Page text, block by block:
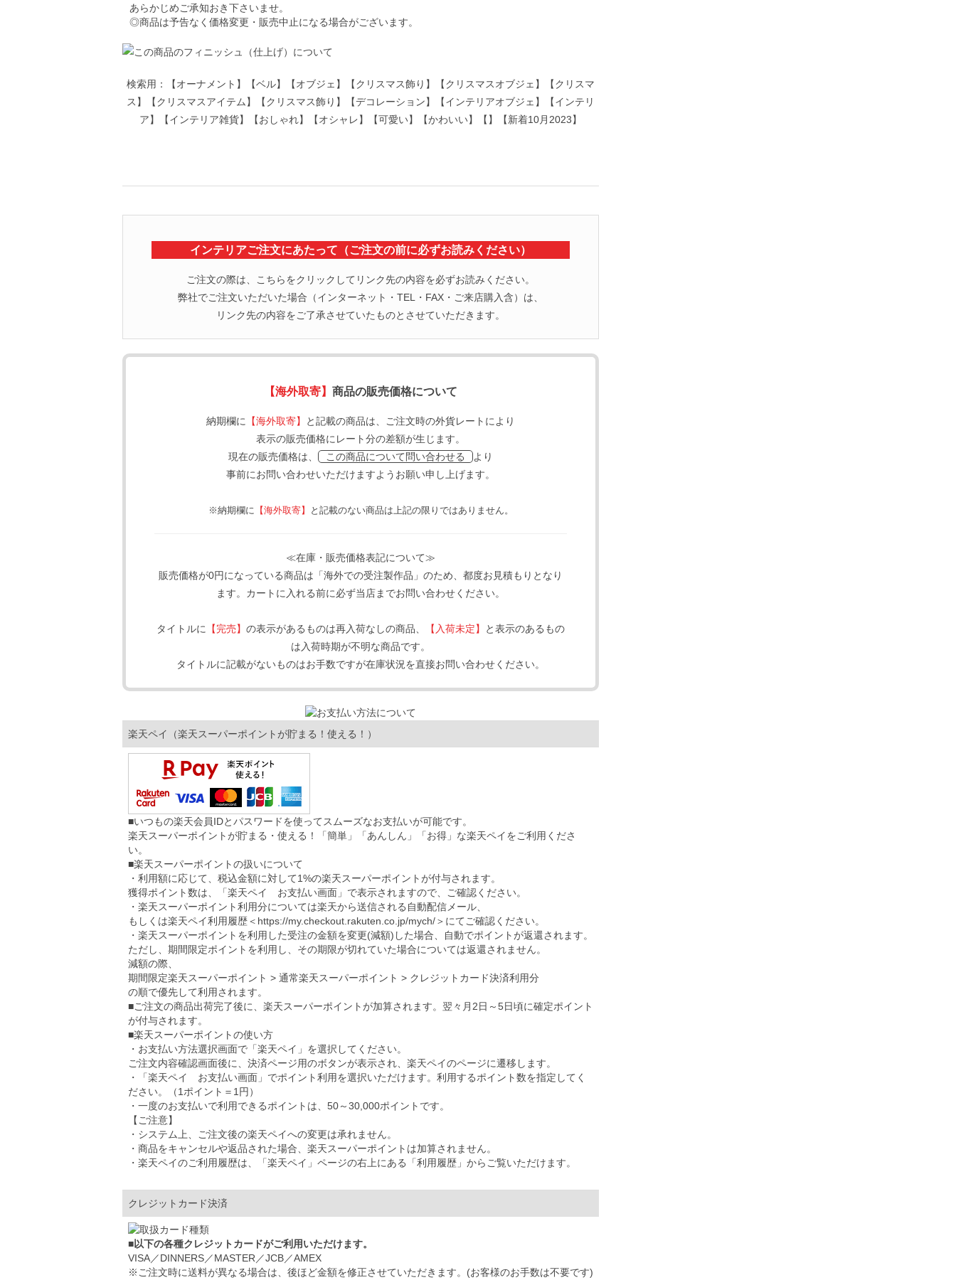
あらかじめご承知おき下さいませ。
◎商品は予告なく価格変更・販売中止になる場合がございます。
検索用：【オーナメント】【ベル】【オブジェ】【クリスマス飾り】【クリスマスオブジェ】【クリスマ
ス】【クリスマスアイテム】【クリスマス飾り】【デコレーション】【インテリアオブジェ】【インテリ
ア】【インテリア雑貨】【おしゃれ】【オシャレ】【可愛い】【かわいい】【】【新着10月2023】
インテリアご注文にあたって（ご注文の前に必ずお読みください）
ご注文の際は、こちらをクリックしてリンク先の内容を必ずお読みください。
弊社でご注文いただいた場合（インターネット・TEL・FAX・ご来店購入含）は、
リンク先の内容をご了承させていたものとさせていただきます。
【海外取寄】 商品の販売価格について
納期欄に 【海外取寄】
と記載の商品は、ご注文時の外貨レートにより
表示の販売価格にレート分の差額が生じます。
現在の販売価格は、
この商品について問い合わせる
より
事前にお問い合わせいただけますようお願い申し上げます。
※納期欄に 【海外取寄】 と記載のない商品は上記の限りではありません。
≪在庫・販売価格表記について≫
販売価格が0円になっている商品は「海外での受注製作品」のため、都度お見積もりとなり
ます。カートに入れる前に必ず当店までお問い合わせください。
タイトルに 【完売】 の表示があるものは再入荷なしの商品、 【入荷未定】
と表示のあるもの
は入荷時期が不明な商品です。
タイトルに記載がないものはお手数ですが在庫状況を直接お問い合わせください。
楽天ペイ（楽天スーパーポイントが貯まる！使える！）
■いつもの楽天会員IDとパスワードを使ってスムーズなお支払いが可能です。
楽天スーパーポイントが貯まる・使える！「簡単」「あんしん」「お得」な楽天ペイをご利用くださ
い。
■楽天スーパーポイントの扱いについて
・利用額に応じて、税込金額に対して1%の楽天スーパーポイントが付与されます。
獲得ポイント数は、「楽天ペイ お支払い画面」で表示されますので、ご確認ください。
・楽天スーパーポイント利用分については楽天から送信される自動配信メール、
もしくは楽天ペイ利用履歴＜ https://my.checkout.rakuten.co.jp/mych/＞にてご確認ください。
・楽天スーパーポイントを利用した受注の金額を変更(減額)した場合、自動でポイントが返還されます。
ただし、期間限定ポイントを利用し、その期限が切れていた場合については返還されません。
減額の際、
期間限定楽天スーパーポイント > 通常楽天スーパーポイント > クレジットカード決済利用分
の順で優先して利用されます。
■ご注文の商品出荷完了後に、楽天スーパーポイントが加算されます。翌々月2日～5日頃に確定ポイント
が付与されます。
■楽天スーパーポイントの使い方
・お支払い方法選択画面で「楽天ペイ」を選択してください。
ご注文内容確認画面後に、決済ページ用のボタンが表示され、楽天ペイのページに遷移します。
・「楽天ペイ お支払い画面」でポイント利用を選択いただけます。利用するポイント数を指定してく
ださい。（1ポイント＝1円）
・一度のお支払いで利用できるポイントは、50～30,000ポイントです。
【ご注意】
・システム上、ご注文後の楽天ペイへの変更は承れません。
・商品をキャンセルや返品された場合、楽天スーパーポイントは加算されません。
・楽天ペイのご利用履歴は、「楽天ペイ」ページの右上にある「利用履歴」からご覧いただけます。
クレジットカード決済
■以下の各種クレジットカードがご利用いただけます。
VISA／DINNERS／MASTER／JCB／AMEX
※ご注文時に送料が異なる場合は、後ほど金額を修正させていただきます。(お客様のお手数は不要です)